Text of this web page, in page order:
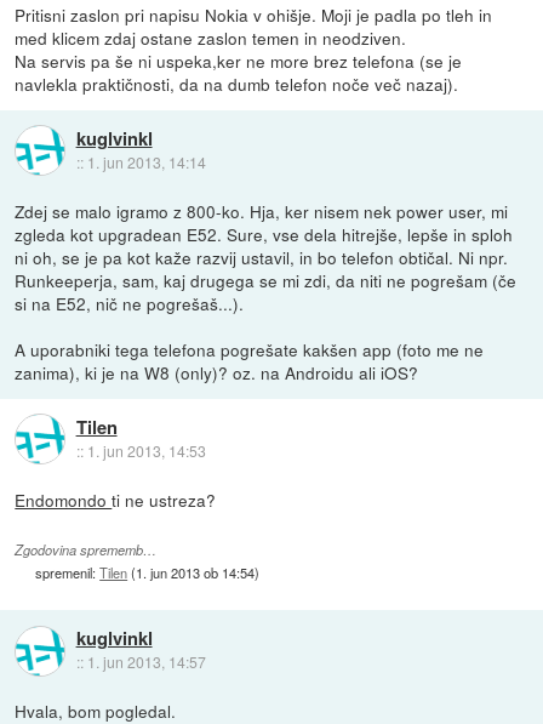
Pritisni zaslon pri napisu Nokia v ohišje. Moji je padla po tleh in
med klicem zdaj ostane zaslon temen in neodziven.
Na servis pa še ni uspeka,ker ne more brez telefona (se je
navlekla praktičnosti, da na dumb telefon noče več nazaj).
kuglvinkl
:: 1. jun 2013, 14:14
Zdej se malo igramo z 800-ko. Hja, ker nisem nek power user, mi
zgleda kot upgradean E52. Sure, vse dela hitrejše, lepše in sploh
ni oh, se je pa kot kaže razvij ustavil, in bo telefon obtičal. Ni npr.
Runkeeperja, sam, kaj drugega se mi zdi, da niti ne pogrešam (če
si na E52, nič ne pogrešaš...).
A uporabniki tega telefona pogrešate kakšen app (foto me ne
zanima), ki je na W8 (only)? oz. na Androidu ali iOS?
Tilen
:: 1. jun 2013, 14:53
Endomondoti ne ustreza?
Zgodovina sprememb…
spremenil:Tilen(1. jun 2013 ob 14:54)
kuglvinkl
:: 1. jun 2013, 14:57
Hvala, bom pogledal.